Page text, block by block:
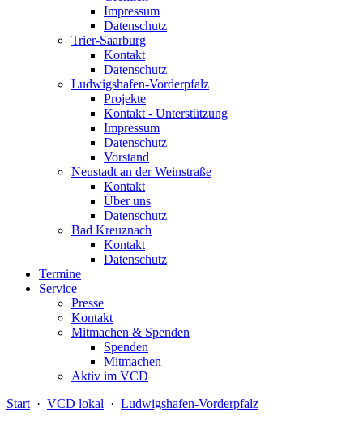
Impressum
Datenschutz
Trier-Saarburg
Kontakt
Datenschutz
Ludwigshafen-Vorderpfalz
Projekte
Kontakt - Unterstützung
Impressum
Datenschutz
Vorstand
Neustadt an der Weinstraße
Kontakt
Über uns
Datenschutz
Bad Kreuznach
Kontakt
Datenschutz
Termine
Service
Presse
Kontakt
Mitmachen & Spenden
Spenden
Mitmachen
Aktiv im VCD
Start · VCD lokal · Ludwigshafen-Vorderpfalz